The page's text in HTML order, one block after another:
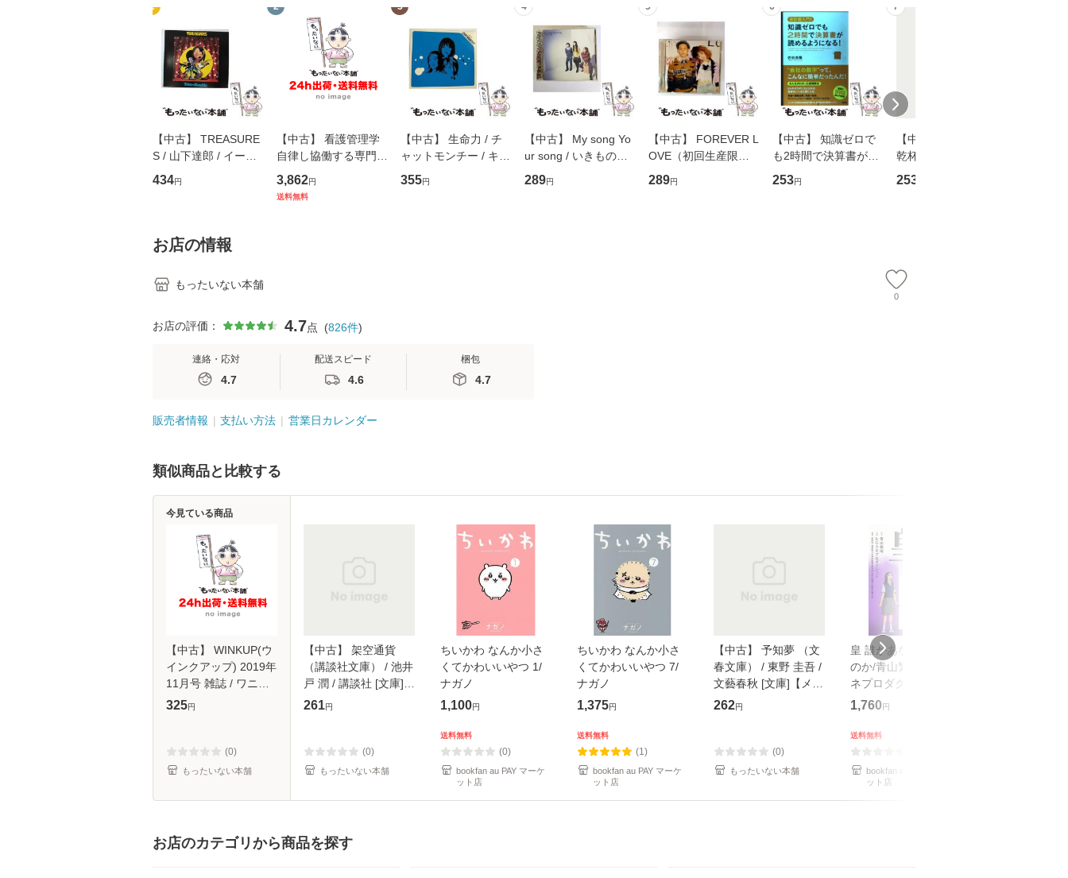
1
【中古】 TREASURE
S / 山下達郎 / イース
トウエスト・ジャパン
[CD]【メール便送料無
434円
2
【中古】 看護管理学
自律し協働する専門職
の看護マネジメントス
キル 改訂第3版 (看護
3,862円
送料無料
3
【中古】 生命力 / チ
ャットモンチー / キュ
ーンレコード [CD]
【メール便送料無料】
355円
4
【中古】 My song Yo
ur song / いきものが
かり / [CD]【メール便
送料無料】
289円
5
【中古】 FOREVER L
OVE（初回生産限定
盤） / 清水翔太×加藤
ミリヤ / [CD]【メール
289円
6
【中古】 知識ゼロで
も2時間で決算書が読
めるようになる！ 会
計超入門！ / 佐伯 良
253円
7
【中古】 ウインクで
乾杯 (ノン・ポシェッ
ト) / 東野圭吾 / 祥伝
253
お店の情報
もったいない本舗
0
お店の評価： 4.7点 (826件)
連絡・応対
4.7
配送スピード
4.6
梱包
4.7
販売者情報 支払い方法 営業日カレンダー
類似商品と比較する
【中古】 WINKUP(ウ
インクアップ) 2019年
11月号 雑誌 / ワニブ
ックス [雑誌]【メール
325円
(0)
もったいない本舗
今見ている商品
【中古】 架空通貨
（講談社文庫） / 池井
戸 潤 / 講談社 [文庫]
【メール便送料無料】
261円
(0)
もったいない本舗
ちいかわ なんか小さ
くてかわいいやつ 1/
ナガノ
1,100円
送料無料
(0)
bookfan au PAY マーケ
ット店
ちいかわ なんか小さ
くてかわいいやつ 7/
ナガノ
1,375円
送料無料
(1)
bookfan au PAY マーケ
ット店
【中古】 予知夢 （文
春文庫） / 東野 圭吾 /
文藝春秋 [文庫]【メー
ル便送料無料】
262円
(0)
もったいない本舗
皇 誰があなたを護る
のか/青山繁晴/ヒロカ
ネプロダクション/新
田均
1,760 円
送料無料
bookfan au PAY マーケ
ット店
お店のカテゴリから商品を探す